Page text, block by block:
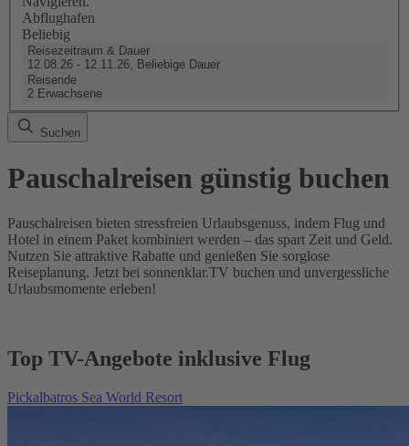
Abflughafen
Beliebig
Reisezeitraum & Dauer
12.08.26 - 12.11.26, Beliebige Dauer
Reisende
2 Erwachsene
Suchen
Pauschalreisen günstig buchen
Pauschalreisen bieten stressfreien Urlaubsgenuss, indem Flug und
Hotel in einem Paket kombiniert werden – das spart Zeit und Geld.
Nutzen Sie attraktive Rabatte und genießen Sie sorglose
Reiseplanung. Jetzt bei sonnenklar.TV buchen und unvergessliche
Urlaubsmomente erleben!
Top TV-Angebote inklusive Flug
Pickalbatros Sea World Resort